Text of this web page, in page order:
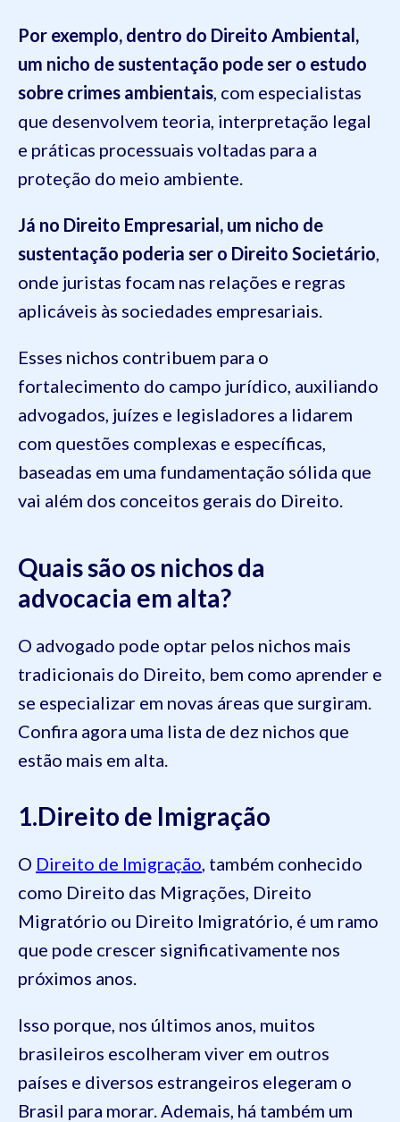
Por exemplo, dentro do Direito Ambiental,
um nicho de sustentação pode ser o estudo
sobre crimes ambientais , com especialistas
que desenvolvem teoria, interpretação legal
e práticas processuais voltadas para a
proteção do meio ambiente.
Já no Direito Empresarial, um nicho de
sustentação poderia ser o Direito Societário
onde juristas focam nas relações e regras
aplicáveis às sociedades empresariais.
Esses nichos contribuem para o
fortalecimento do campo jurídico, auxiliando
advogados, juízes e legisladores a lidarem
com questões complexas e específicas,
baseadas em uma fundamentação sólida que
vai além dos conceitos gerais do Direito.
Quais são os nichos da
advocacia em alta?
O advogado pode optar pelos nichos mais
tradicionais do Direito, bem como aprender e
se especializar em novas áreas que surgiram.
Confira agora uma lista de dez nichos que
estão mais em alta.
1.Direito de Imigração
O Direito de Imigração , também conhecido
como Direito das Migrações, Direito
Migratório ou Direito Imigratório, é um ramo
que pode crescer significativamente nos
próximos anos.
Isso porque, nos últimos anos, muitos
brasileiros escolheram viver em outros
países e diversos estrangeiros elegeram o
Brasil para morar. Ademais, há também um